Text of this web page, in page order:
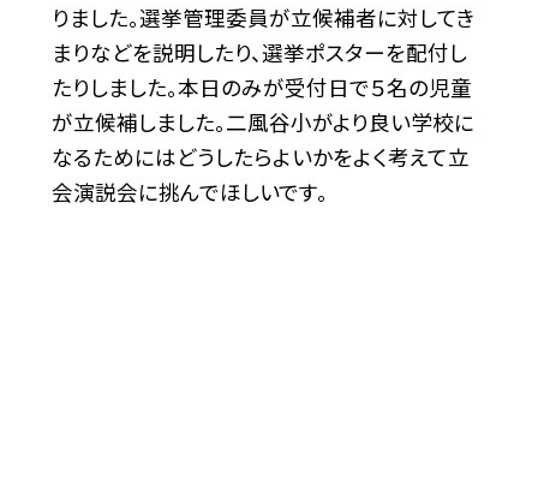
りました。選挙管理委員が立候補者に対してき
まりなどを説明したり、選挙ポスターを配付し
たりしました。本日のみが受付日で５名の児童
が立候補しました。二風谷小がより良い学校に
なるためにはどうしたらよいかをよく考えて立
会演説会に挑んでほしいです。